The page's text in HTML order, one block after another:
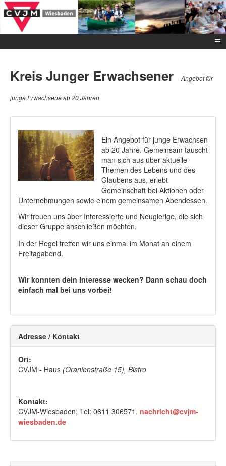
Kreis Junger Erwachsener Angebot für
junge Erwachsene ab 20 Jahren
Ein Angebot für junge Erwachsen
ab 20 Jahre. Gemeinsam tauscht
man sich aus über aktuelle
Themen des Lebens und des
Glaubens aus, erlebt
Gemeinschaft bei Aktionen oder
Unternehmungen sowie einem gemeinsamen Abendessen.
Wir freuen uns über Interessierte und Neugierige, die sich
dieser Gruppe anschließen möchten.
In der Regel treffen wir uns einmal im Monat an einem
Freitagabend.
Wir konnten dein Interesse wecken? Dann schau doch
einfach mal bei uns vorbei!
Adresse / Kontakt
Ort:
CVJM - Haus (Oranienstraße 15), Bistro
Kontakt:
CVJM-Wiesbaden, Tel: 0611 306571, nachricht@cvjm-
wiesbaden.de